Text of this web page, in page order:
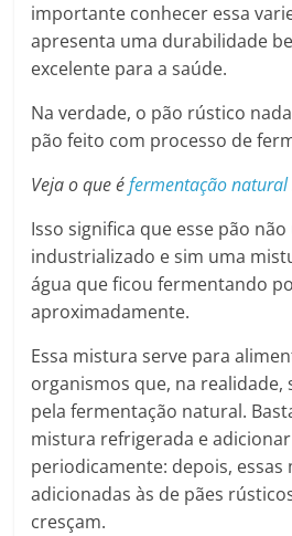
importante conhecer essa
apresenta uma durabilidade
excelente para a saúde.
Na verdade, o pão rústico
pão feito com processo de
Veja o que éfermentação natural
Isso significa que esse pão
industrializado e sim uma
água que ficou fermentando
aproximadamente.
Essa mistura serve para
organismos que, na realidade,
pela fermentação natural.
mistura refrigerada e
periodicamente: depois, essas
adicionadas às de pães
cresçam.